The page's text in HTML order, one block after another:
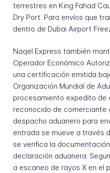
terrestres en King Fahad
Dry Port. Para envíos que
dentro de Dubai Airport
Naqel Express también
Operador Económico
una certificación emitida
Organización Mundial de
procesamiento expedito de
reconocido de comerciante
despacho aduanero para
entrada se mueve a través
se verifica la
declaración aduanera.
a escaneo de rayos X en el